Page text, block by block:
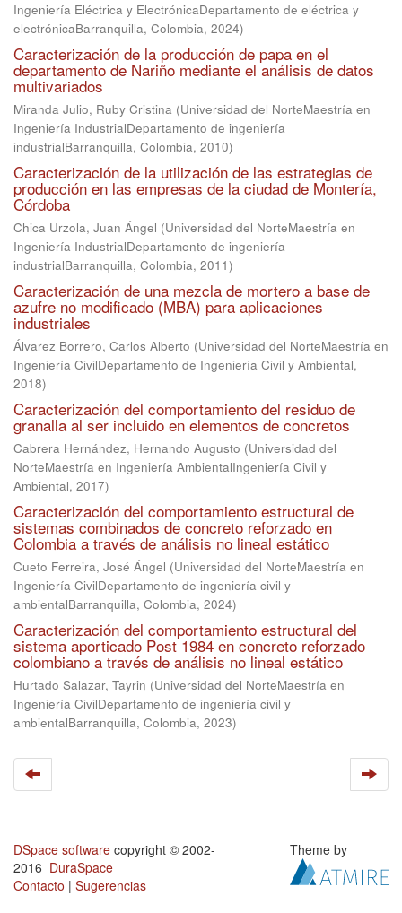
Ingeniería Eléctrica y ElectrónicaDepartamento de eléctrica y
electrónicaBarranquilla, Colombia, 2024)
Caracterización de la producción de papa en el
departamento de Nariño mediante el análisis de datos
multivariados
Miranda Julio, Ruby Cristina (Universidad del NorteMaestría en
Ingeniería IndustrialDepartamento de ingeniería
industrialBarranquilla, Colombia, 2010)
Caracterización de la utilización de las estrategias de
producción en las empresas de la ciudad de Montería,
Córdoba
Chica Urzola, Juan Ángel (Universidad del NorteMaestría en
Ingeniería IndustrialDepartamento de ingeniería
industrialBarranquilla, Colombia, 2011)
Caracterización de una mezcla de mortero a base de
azufre no modificado (MBA) para aplicaciones
industriales
Álvarez Borrero, Carlos Alberto (Universidad del NorteMaestría en
Ingeniería CivilDepartamento de Ingeniería Civil y Ambiental,
2018)
Caracterización del comportamiento del residuo de
granalla al ser incluido en elementos de concretos
Cabrera Hernández, Hernando Augusto (Universidad del
NorteMaestría en Ingeniería AmbientalIngeniería Civil y
Ambiental, 2017)
Caracterización del comportamiento estructural de
sistemas combinados de concreto reforzado en
Colombia a través de análisis no lineal estático
Cueto Ferreira, José Ángel (Universidad del NorteMaestría en
Ingeniería CivilDepartamento de ingeniería civil y
ambientalBarranquilla, Colombia, 2024)
Caracterización del comportamiento estructural del
sistema aporticado Post 1984 en concreto reforzado
colombiano a través de análisis no lineal estático
Hurtado Salazar, Tayrin (Universidad del NorteMaestría en
Ingeniería CivilDepartamento de ingeniería civil y
ambientalBarranquilla, Colombia, 2023)
DSpace software copyright © 2002-
2016 DuraSpace
Contacto | Sugerencias
Theme by